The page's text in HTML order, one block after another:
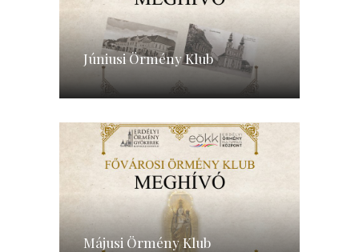
Júniusi Örmény Klub
Májusi Örmény Klub